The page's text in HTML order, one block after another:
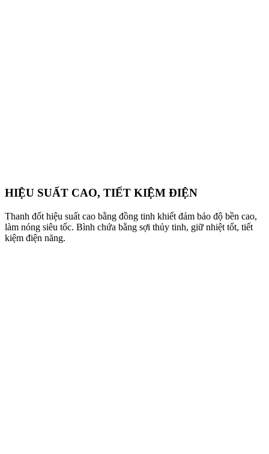
HIỆU SUẤT CAO, TIẾT KIỆM ĐIỆN
Thanh đốt hiệu suất cao bằng đồng tinh khiết đảm bảo độ bền cao,
làm nóng siêu tốc. Bình chứa bằng sợi thủy tinh, giữ nhiệt tốt, tiết
kiệm điện năng.